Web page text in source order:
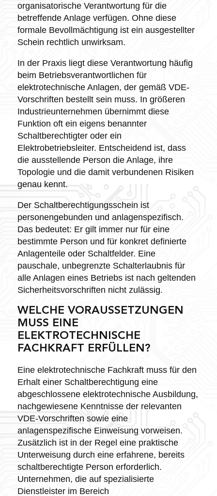
organisatorische Verantwortung für die
betreffende Anlage verfügen. Ohne diese
formale Bevollmächtigung ist ein ausgestellter
Schein rechtlich unwirksam.
In der Praxis liegt diese Verantwortung häufig
beim Betriebsverantwortlichen für
elektrotechnische Anlagen, der gemäß VDE-
Vorschriften bestellt sein muss. In größeren
Industrieunternehmen übernimmt diese
Funktion oft ein eigens benannter
Schaltberechtigter oder ein
Elektrobetriebsleiter. Entscheidend ist, dass
die ausstellende Person die Anlage, ihre
Topologie und die damit verbundenen Risiken
genau kennt.
Der Schaltberechtigungsschein ist
personengebunden und anlagenspezifisch.
Das bedeutet: Er gilt immer nur für eine
bestimmte Person und für konkret definierte
Anlagenteile oder Schaltfelder. Eine
pauschale, unbegrenzte Schalterlaubnis für
alle Anlagen eines Betriebs ist nach geltenden
Sicherheitsvorschriften nicht zulässig.
WELCHE VORAUSSETZUNGEN
MUSS EINE
ELEKTROTECHNISCHE
FACHKRAFT ERFÜLLEN?
Eine elektrotechnische Fachkraft muss für den
Erhalt einer Schaltberechtigung eine
abgeschlossene elektrotechnische Ausbildung,
nachgewiesene Kenntnisse der relevanten
VDE-Vorschriften sowie eine
anlagenspezifische Einweisung vorweisen.
Zusätzlich ist in der Regel eine praktische
Unterweisung durch eine erfahrene, bereits
schaltberechtigte Person erforderlich.
Unternehmen, die auf spezialisierte
Dienstleister im Bereich